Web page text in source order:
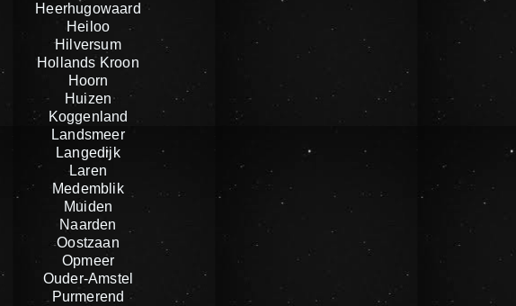
Heerhugowaard
Heiloo
Hilversum
Hollands Kroon
Hoorn
Huizen
Koggenland
Landsmeer
Langedijk
Laren
Medemblik
Muiden
Naarden
Oostzaan
Opmeer
Ouder-Amstel
Purmerend